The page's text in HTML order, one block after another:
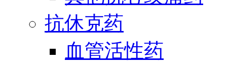
抗休克药
血管活性药